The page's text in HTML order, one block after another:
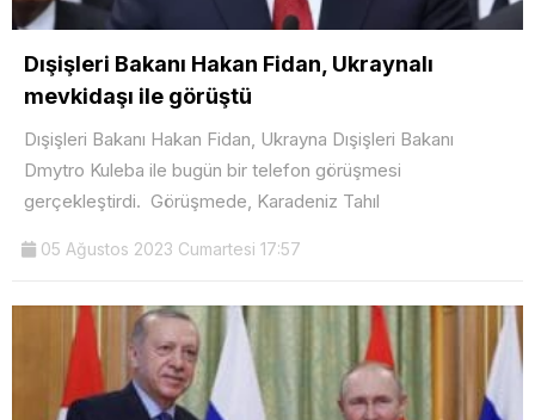
Dışişleri Bakanı Hakan Fidan, Ukraynalı
mevkidaşı ile görüştü
Dışişleri Bakanı Hakan Fidan, Ukrayna Dışişleri Bakanı
Dmytro Kuleba ile bugün bir telefon görüşmesi
gerçekleştirdi. Görüşmede, Karadeniz Tahıl
05 Ağustos 2023 Cumartesi 17:57